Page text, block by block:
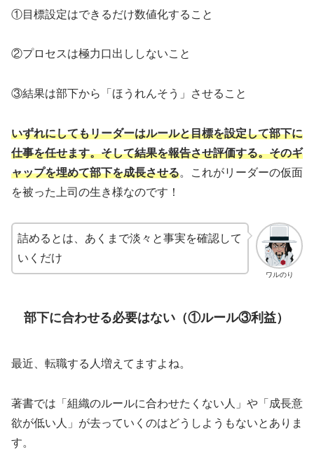
①目標設定はできるだけ数値化すること
②プロセスは極力口出ししないこと
③結果は部下から「ほうれんそう」させること
いずれにしてもリーダーはルールと目標を設定して部下に
仕事を任せます。そして結果を報告させ評価する。そのギ
ャップを埋めて部下を成長させる。これがリーダーの仮面
を被った上司の生き様なのです！
ワルのり
詰めるとは、あくまで淡々と事実を確認して
いくだけ
部下に合わせる必要はない（①ルール③利益）
最近、転職する人増えてますよね。
著書では「組織のルールに合わせたくない人」や「成長意
欲が低い人」が去っていくのはどうしようもないとありま
す。